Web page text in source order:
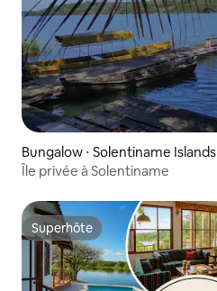
Bungalow ⋅ Solentiname Islands
Île privée à Solentiname
Superhôte
Superhôte